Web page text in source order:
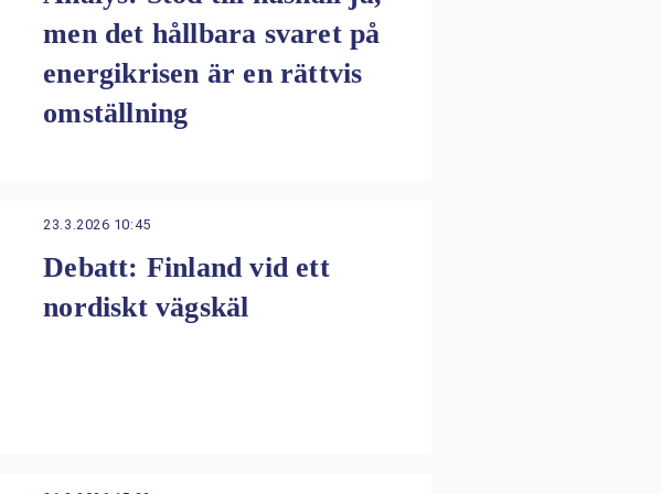
men det hållbara svaret på
energikrisen är en rättvis
omställning
23.3.2026 10:45
Debatt: Finland vid ett
nordiskt vägskäl